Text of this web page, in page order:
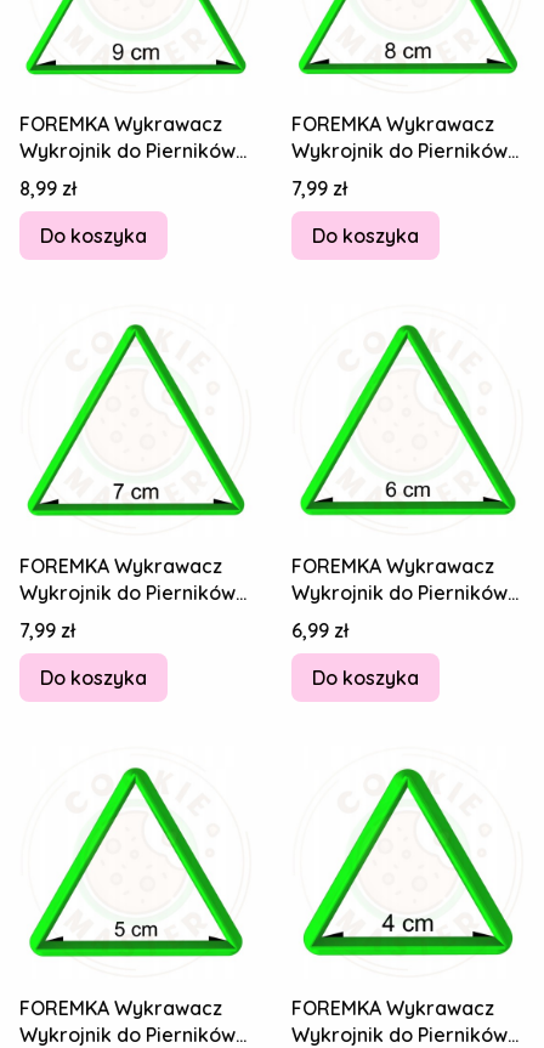
FOREMKA Wykrawacz
Wykrojnik do Pierników
Figury geometryczne -
TRÓJKĄT 9cm
Cena
8,99 zł
Do koszyka
FOREMKA Wykrawacz
Wykrojnik do Pierników
Figury geometryczne -
TRÓJKĄT 8cm
Cena
7,99 zł
Do koszyka
FOREMKA Wykrawacz
Wykrojnik do Pierników
Figury geometryczne -
TRÓJKĄT 7cm
Cena
7,99 zł
Do koszyka
FOREMKA Wykrawacz
Wykrojnik do Pierników
Figury geometryczne -
TRÓJKĄT 6cm
Cena
6,99 zł
Do koszyka
FOREMKA Wykrawacz
Wykrojnik do Pierników
FOREMKA Wykrawacz
Wykrojnik do Pierników